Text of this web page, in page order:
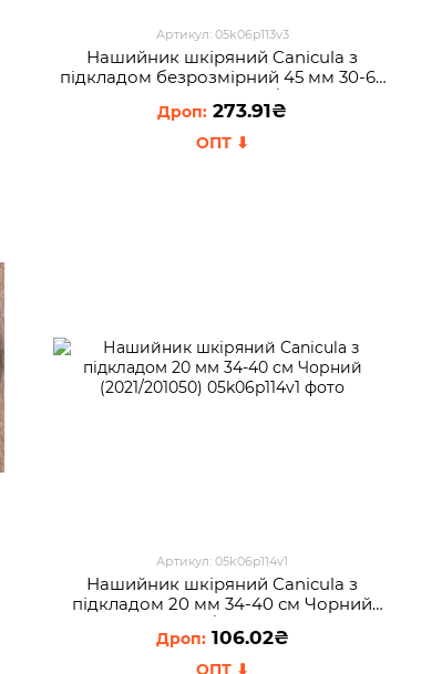
Артикул: 05k06p113v3
Нашийник шкіряний Canicula з
пiдкладом безрозмірний 45 мм 30-67
см Червоний (2021/451051)
273.91₴
Артикул: 05k06p114v1
Нашийник шкіряний Canicula з
пiдкладом 20 мм 34-40 см Чорний
(2021/201050)
106.02₴